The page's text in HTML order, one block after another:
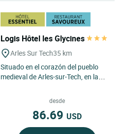
Logis Hôtel les Glycines
Arles Sur Tech35 km
Situado en el corazón del pueblo
medieval de Arles-sur-Tech, en la
Hôtel Les Glycines...
desde
86.69 USD